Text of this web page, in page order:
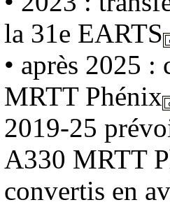
la 31e EARTS
• après 2025
MRTT Phénix
2019-25
A330 MRTT
convertis en